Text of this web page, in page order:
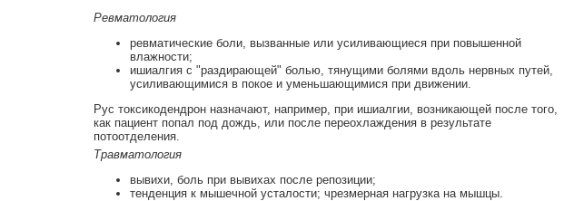
Ревматология
ревматические боли, вызванные или усиливающиеся при повышенной
влажности;
ишиалгия с "раздирающей" болью, тянущими болями вдоль нервных путей,
усиливающимися в покое и уменьшающимися при движении.
Рус токсикодендрон назначают, например, при ишиалгии, возникающей после того,
как пациент попал под дождь, или после переохлаждения в результате
потоотделения.
Травматология
вывихи, боль при вывихах после репозиции;
тенденция к мышечной усталости; чрезмерная нагрузка на мышцы.